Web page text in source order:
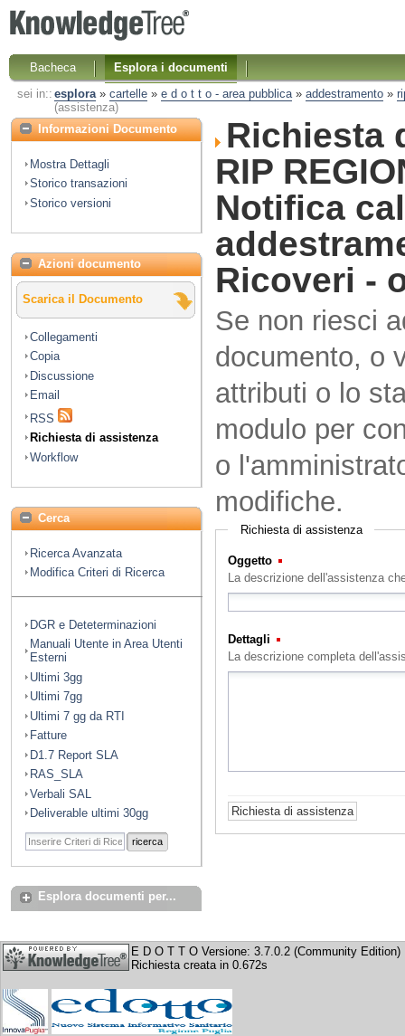
Bacheca
Esplora i documenti
sei in:: esplora» cartelle» e d o t t o - area pubblica» addestramento»
(assistenza)
Informazioni Documento
Mostra Dettagli
Storico transazioni
Storico versioni
Azioni documento
Scarica il Documento
Collegamenti
Copia
Discussione
Email
RSS
Richiesta di assistenza
Workflow
Cerca
Ricerca Avanzata
Modifica Criteri di Ricerca
DGR e Deteterminazioni
Manuali Utente in Area Utenti
Esterni
Ultimi 3gg
Ultimi 7gg
Ultimi 7 gg da RTI
Fatture
D1.7 Report SLA
RAS_SLA
Verbali SAL
Deliverable ultimi 30gg
ricerca
Esplora documenti per...
Richiesta
RIP
Notifica
Ricoveri -
Se non riesci
documento, o
attributi o lo
modulo per
o
modifiche.
Richiesta di assistenza
Oggetto
La descrizione dell'assistenza
Dettagli
La descrizione completa
E D O T T O Versione: 3.7.0.2 (Community Edition)
Richiesta creata in 0.672s